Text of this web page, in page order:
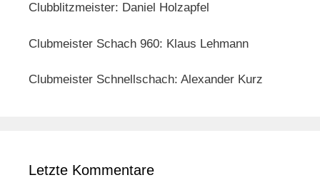
Clubblitzmeister: Daniel Holzapfel
Clubmeister Schach 960: Klaus Lehmann
Clubmeister Schnellschach: Alexander Kurz
Letzte Kommentare